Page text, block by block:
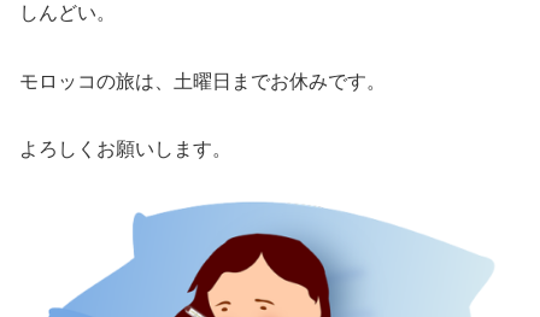
しんどい。
モロッコの旅は、土曜日までお休みです。
よろしくお願いします。